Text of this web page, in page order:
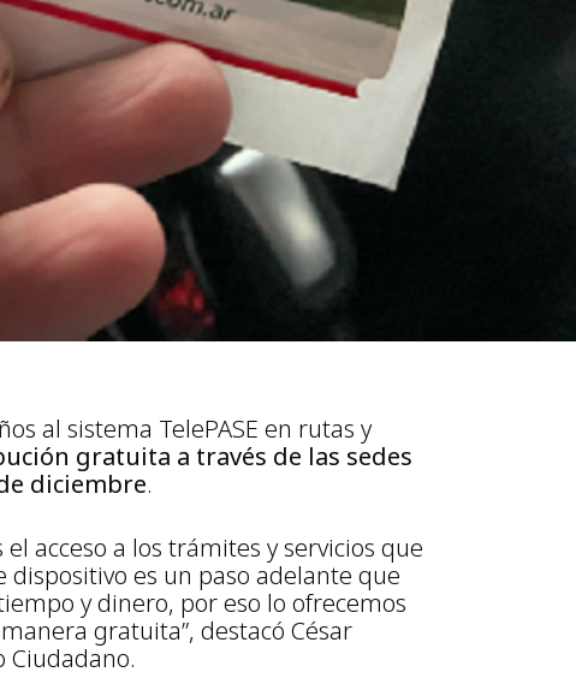
al sistema TelePASE en rutas y
gratuita a través de las sedes
diciembre.
acceso a los trámites y servicios que
es un paso adelante que
y dinero, por eso lo ofrecemos
gratuita”, destacó César
Ciudadano.